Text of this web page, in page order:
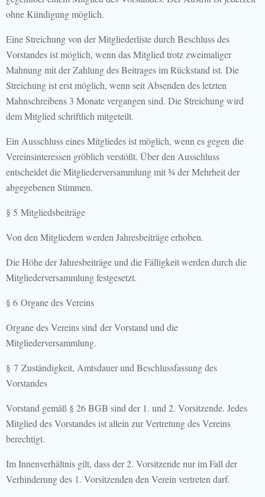
ohne Kündigung möglich.
Eine Streichung von der Mitgliederliste durch Beschluss des
Vorstandes ist möglich, wenn das Mitglied trotz zweimaliger
Mahnung mit der Zahlung des Beitrages im Rückstand ist. Die
Streichung ist erst möglich, wenn seit Absenden des letzten
Mahnschreibens 3 Monate vergangen sind. Die Streichung wird
dem Mitglied schriftlich mitgeteilt.
Ein Ausschluss eines Mitgliedes ist möglich, wenn es gegen die
Vereinsinteressen gröblich verstößt. Über den Ausschluss
entscheidet die Mitgliederversammlung mit ¾ der Mehrheit der
abgegebenen Stimmen.
§ 5 Mitgliedsbeiträge
Von den Mitgliedern werden Jahresbeiträge erhoben.
Die Höhe der Jahresbeiträge und die Fälligkeit werden durch die
Mitgliederversammlung festgesetzt.
§ 6 Organe des Vereins
Organe des Vereins sind der Vorstand und die
Mitgliederversammlung.
§ 7 Zuständigkeit, Amtsdauer und Beschlussfassung des
Vorstandes
Vorstand gemäß § 26 BGB sind der 1. und 2. Vorsitzende. Jedes
Mitglied des Vorstandes ist allein zur Vertretung des Vereins
berechtigt.
Im Innenverhältnis gilt, dass der 2. Vorsitzende nur im Fall der
Verhinderung des 1. Vorsitzenden den Verein vertreten darf.